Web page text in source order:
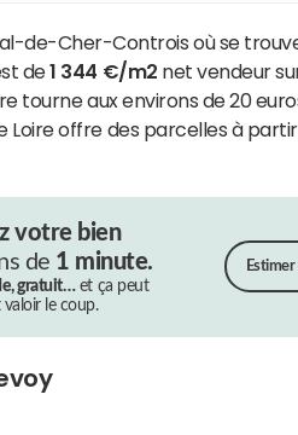
de-Cher-Controis où se
de1 344 €/m2 net vendeur
tourne aux environs de 20
Loire offre des parcelles à
votre bien
de 1 minute.
gratuit…et ça peut
le coup.